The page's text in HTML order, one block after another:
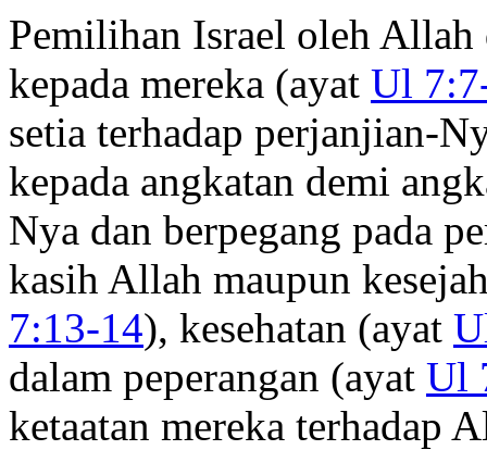
Pemilihan Israel oleh
kepada mereka (ayat Ul
setia terhadap perjanjian-
kepada angkatan demi
Nya dan berpegang pada
kasih Allah maupun
7:13-14), kesehatan (ayat
dalam peperangan (ayat Ul
ketaatan mereka terhadap